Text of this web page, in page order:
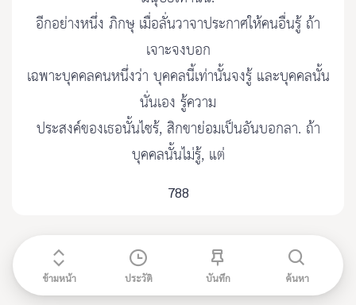
อีกอย่างหนึ่ง ภิกษุ เมื่อลั่นวาจาประกาศให้คนอื่นรู้ ถ้า
เจาะจงบอก
เฉพาะบุคคลคนหนึ่งว่า บุคคลนี้เท่านั้นจงรู้ และบุคคลนั้น
นั่นเอง รู้ความ
ประสงค์ของเธอนั้นไซร้, สิกขาย่อมเป็นอันบอกลา. ถ้า
บุคคลนั้นไม่รู้, แต่
788
ข้ามหน้า ประวัติ บันทึก ค้นหา